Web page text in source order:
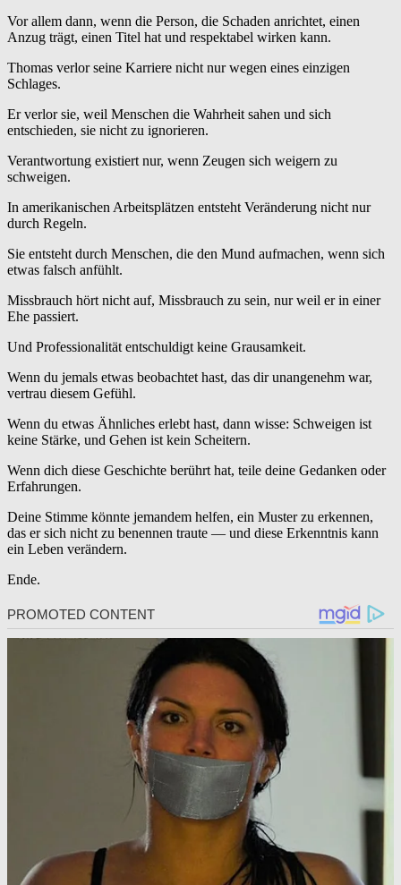
Vor allem dann, wenn die Person, die Schaden anrichtet, einen
Anzug trägt, einen Titel hat und respektabel wirken kann.
Thomas verlor seine Karriere nicht nur wegen eines einzigen
Schlages.
Er verlor sie, weil Menschen die Wahrheit sahen und sich
entschieden, sie nicht zu ignorieren.
Verantwortung existiert nur, wenn Zeugen sich weigern zu
schweigen.
In amerikanischen Arbeitsplätzen entsteht Veränderung nicht nur
durch Regeln.
Sie entsteht durch Menschen, die den Mund aufmachen, wenn sich
etwas falsch anfühlt.
Missbrauch hört nicht auf, Missbrauch zu sein, nur weil er in einer
Ehe passiert.
Und Professionalität entschuldigt keine Grausamkeit.
Wenn du jemals etwas beobachtet hast, das dir unangenehm war,
vertrau diesem Gefühl.
Wenn du etwas Ähnliches erlebt hast, dann wisse: Schweigen ist
keine Stärke, und Gehen ist kein Scheitern.
Wenn dich diese Geschichte berührt hat, teile deine Gedanken oder
Erfahrungen.
Deine Stimme könnte jemandem helfen, ein Muster zu erkennen,
das er sich nicht zu benennen traute — und diese Erkenntnis kann
ein Leben verändern.
Ende.